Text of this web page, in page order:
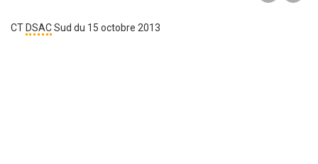
CT DSACSud du 15 octobre 2013